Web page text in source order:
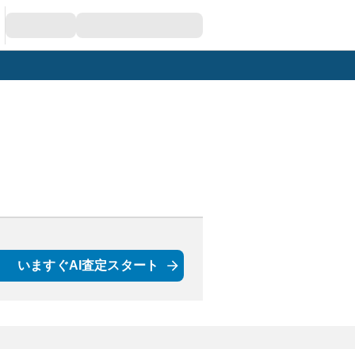
いますぐAI査定スタート